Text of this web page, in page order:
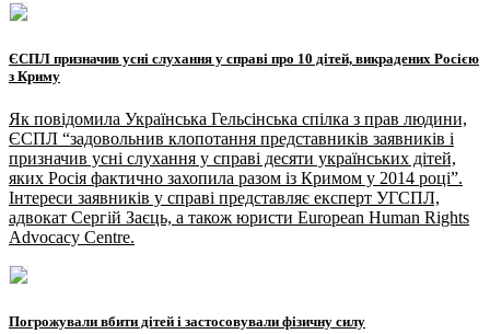
ЄСПЛ призначив усні слухання у справі про 10 дітей, викрадених Росією
з Криму
Як повідомила Українська Гельсінська спілка з прав людини,
ЄСПЛ “задовольнив клопотання представників заявників і
призначив усні слухання у справі десяти українських дітей,
яких Росія фактично захопила разом із Кримом у 2014 році”.
Інтереси заявників у справі представляє експерт УГСПЛ,
адвокат Сергій Заєць, а також юристи European Human Rights
Advocacy Centre.
Погрожували вбити дітей і застосовували фізичну силу